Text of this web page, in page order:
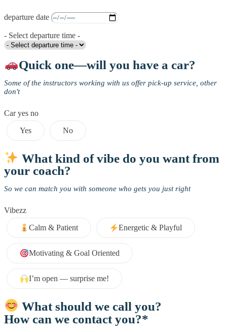
departure date
- Select departure time -
Quick one—will you have a car?
Some of the instructors working with us offer pick-up service, other
don't
Car yes no
Yes
No
What kind of vibe do you want from
your coach?
So we can match you with someone who gets you just right
Vibezz
Calm & Patient
Energetic & Playful
Motivating & Goal Oriented
I’m open — surprise me!
What should we call you?
How can we contact you?*